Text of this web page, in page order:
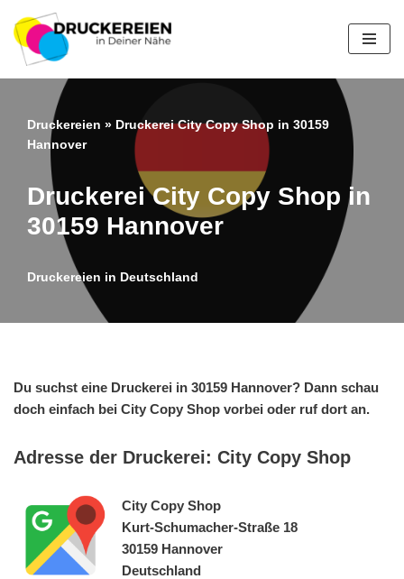
Zum
Inhalt
springen
Druckereien » Druckerei City Copy Shop in 30159
Hannover
Druckerei City Copy Shop in
30159 Hannover
Druckereien in Deutschland
Du suchst eine Druckerei in 30159 Hannover? Dann schau
doch einfach bei City Copy Shop vorbei oder ruf dort an.
Adresse der Druckerei: City Copy Shop
City Copy Shop
Kurt-Schumacher-Straße 18
30159 Hannover
Deutschland